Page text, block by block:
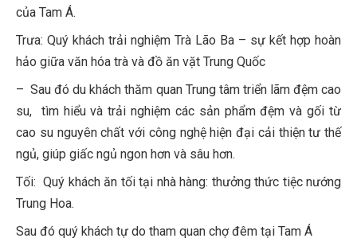
của Tam Á.
Trưa: Quý khách trải nghiệm Trà Lão Ba – sự kết hợp hoàn
hảo giữa văn hóa trà và đồ ăn vặt Trung Quốc
– Sau đó du khách thăm quan Trung tâm triển lãm đệm cao
su, tìm hiểu và trải nghiệm các sản phẩm đệm và gối từ
cao su nguyên chất với công nghệ hiện đại cải thiện tư thế
ngủ, giúp giấc ngủ ngon hơn và sâu hơn.
Tối: Quý khách ăn tối tại nhà hàng: thưởng thức tiệc nướng
Trung Hoa.
Sau đó quý khách tự do tham quan chợ đêm tại Tam Á